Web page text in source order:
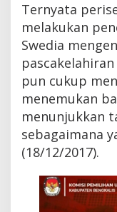
Ternyata
melakukan
Swedia
pun cukup
menemukan
menunjukkan
sebagaimana
(18/12/2017).